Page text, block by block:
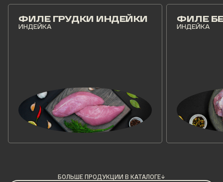
БОЛЬШЕ ПРОДУКЦИИ В КАТАЛОГЕ→
ФИЛЕ ГРУДКИ ИНДЕЙКИ
ИНДЕЙКА
ФИЛЕ
ИНДЕЙКА